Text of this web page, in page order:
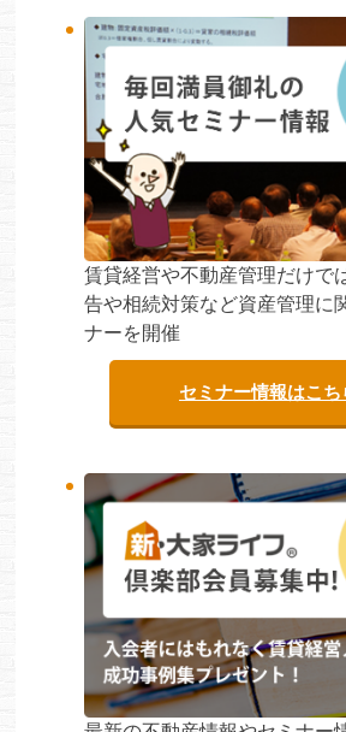
賃貸経営や不動産管理だけで
告や相続対策など資産管理に
ナーを開催
セミナー情報はこち